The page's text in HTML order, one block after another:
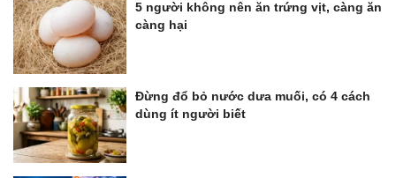
5 người không nên ăn trứng vịt, càng ăn
càng hại
Đừng đổ bỏ nước dưa muối, có 4 cách
dùng ít người biết